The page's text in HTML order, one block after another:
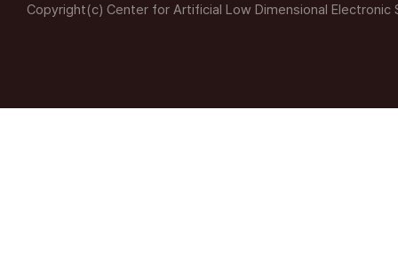
Copyright(c) Center for Artificial Low Dimensional Electronic